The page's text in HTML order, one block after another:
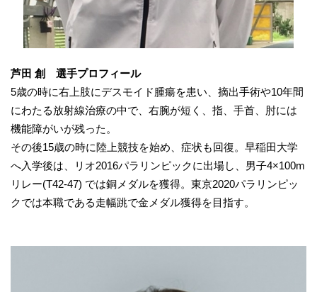
芦田 創 選手プロフィール
5歳の時に右上肢にデスモイド腫瘍を患い、摘出手術や10年間
にわたる放射線治療の中で、右腕が短く、指、手首、肘には
機能障がいが残った。
その後15歳の時に陸上競技を始め、症状も回復。早稲田大学
へ入学後は、リオ2016パラリンピックに出場し、男子4×100m
リレー(T42-47) では銅メダルを獲得。東京2020パラリンピッ
クでは本職である走幅跳で金メダル獲得を目指す。